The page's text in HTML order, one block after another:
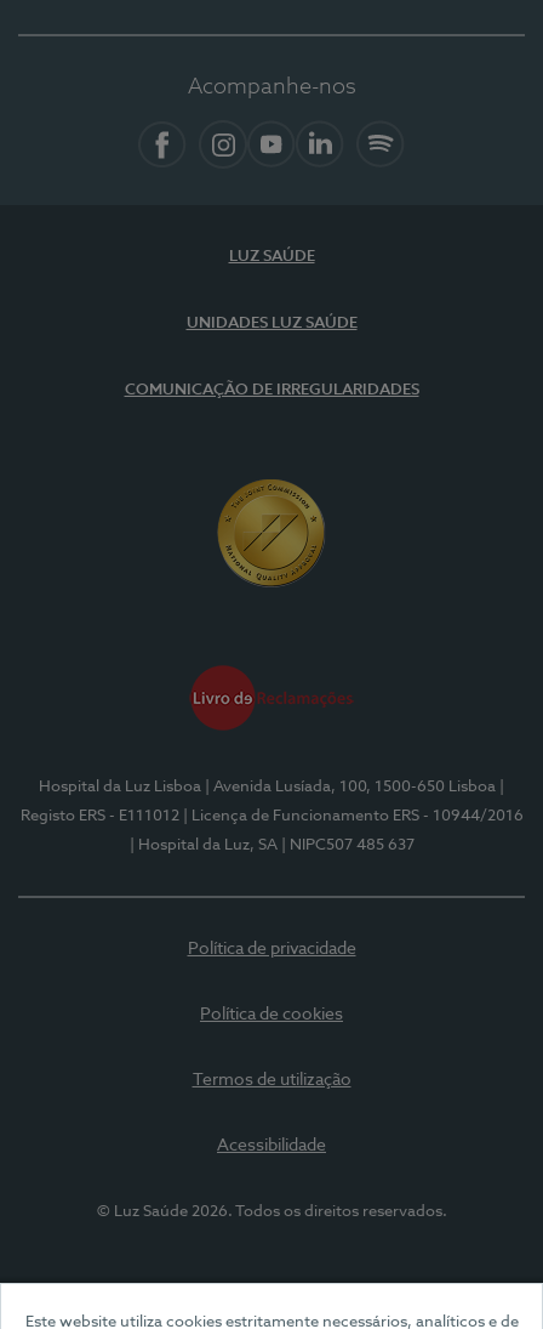
Este website utiliza cookies estritamente necessários, analíticos e de
Acompanhe-nos
LUZ SAÚDE
UNIDADES LUZ SAÚDE
COMUNICAÇÃO DE IRREGULARIDADES
Hospital da Luz Lisboa | Avenida Lusíada, 100, 1500-650 Lisboa
Registo ERS - E111012
| Licença de Funcionamento ERS - 10944/2016
| Hospital da Luz, SA
| NIPC507 485 637
Política de privacidade
Política de cookies
Termos de utilização
Acessibilidade
© Luz Saúde 2026. Todos os direitos reservados.